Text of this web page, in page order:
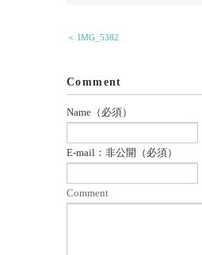
＜ IMG_5382
Comment
Name（必須）
E-mail：非公開（必須）
Comment